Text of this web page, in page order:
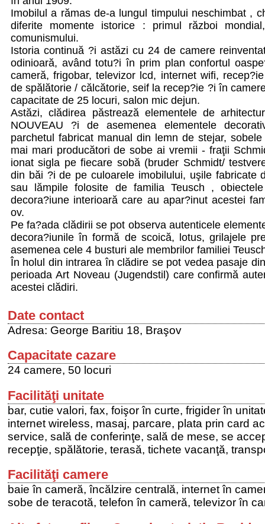
Imobilul a rămas de-a lungul timpului neschimbat ,
diferite momente istorice : primul război
comunismului.
Istoria continuă ?i astăzi cu 24 de camere
odinioară, având totu?i în prim plan confortul
cameră, frigobar, televizor lcd, internet wifi,
de spălătorie / călcătorie, seif la recep?ie ?i în
capacitate de 25 locuri, salon mic dejun.
Astăzi, clădirea păstrează elementele de
NOUVEAU ?i de asemenea elementele
parchetul fabricat manual din lemn de stejar,
mai mari producători de sobe ai vremii - fraţii
ionat sigla pe fiecare sobă (bruder Schmidt/
din băi ?i de pe culoarele imobilului, uşile fabricate
sau lămpile folosite de familia Teusch ,
decora?iune interioară care au apar?inut acestei
ov.
Pe fa?ada clădirii se pot observa autenticele
decora?iunile în formă de scoică, lotus, grilajele
asemenea cele 4 busturi ale membrilor familiei
În holul din intrarea în clădire se pot vedea pasaje
perioada Art Noveau (Jugendstil) care confirmă
acestei clădiri.
Date contact
Adresa: George Baritiu 18, Braşov
Capacitate cazare
24 camere, 50 locuri
Facilităţi unitate
bar, cutie valori, fax, foişor în curte, frigider în
internet wireless, masaj, parcare, plata prin card
service, sală de conferinţe, sală de mese, se
recepţie, spălătorie, terasă, tichete vacanţă,
Facilităţi camere
baie în cameră, încălzire centrală, internet în
sobe de teracotă, telefon în cameră, televizor în